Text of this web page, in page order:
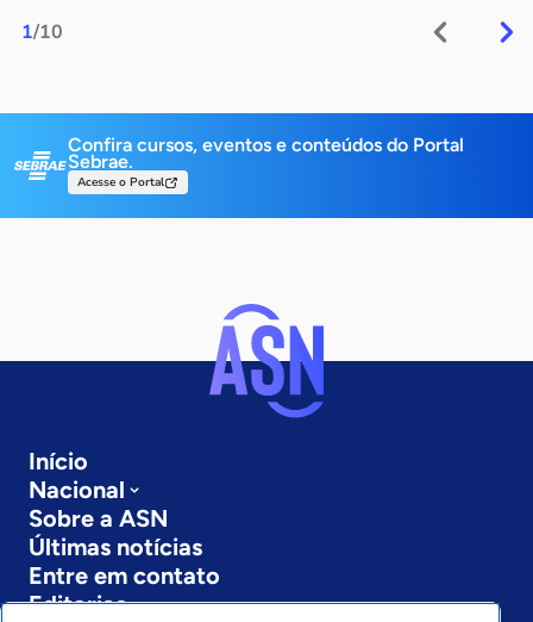
1/10
Confira cursos, eventos e conteúdos do Portal
Sebrae.
Acesse o Portal
Início
Nacional
Sobre a ASN
Últimas notícias
Entre em contato
Editorias